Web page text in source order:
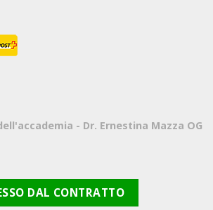
- Dr. Ernestina Mazza OG
DAL CONTRATTO